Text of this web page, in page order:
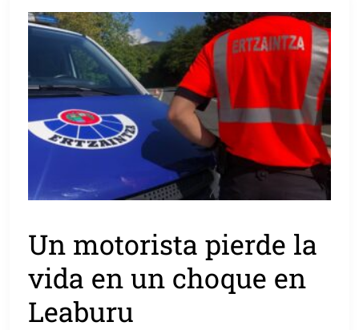
Un motorista pierde la
vida en un choque en
Leaburu